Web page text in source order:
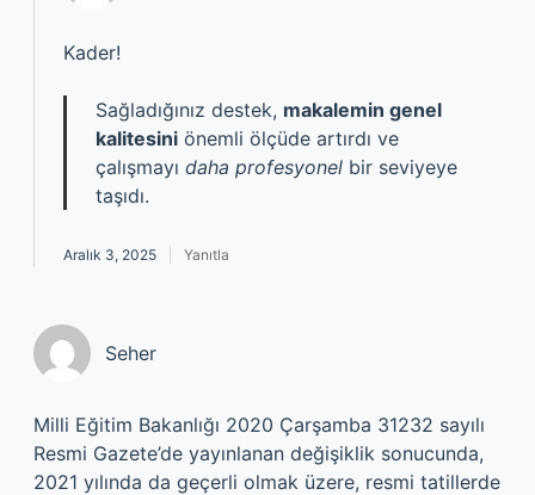
Kader!
Sağladığınız destek, makalemin genel
kalitesini önemli ölçüde artırdı ve
çalışmayı daha profesyonel bir seviyeye
taşıdı.
Aralık 3, 2025 Yanıtla
Seher
Milli Eğitim Bakanlığı 2020 Çarşamba 31232 sayılı
Resmi Gazete’de yayınlanan değişiklik sonucunda,
2021 yılında da geçerli olmak üzere, resmi tatillerde